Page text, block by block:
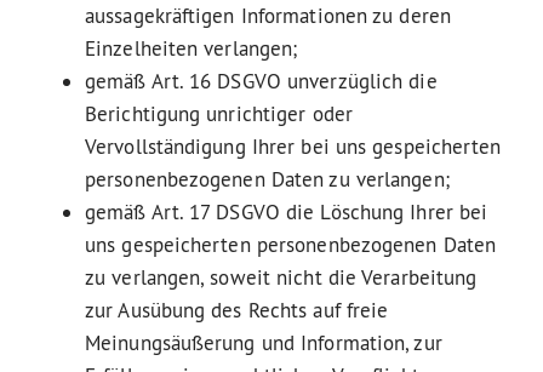
aussagekräftigen Informationen zu deren
Einzelheiten verlangen;
gemäß Art. 16 DSGVO unverzüglich die
Berichtigung unrichtiger oder
Vervollständigung Ihrer bei uns gespeicherten
personenbezogenen Daten zu verlangen;
gemäß Art. 17 DSGVO die Löschung Ihrer bei
uns gespeicherten personenbezogenen Daten
zu verlangen, soweit nicht die Verarbeitung
zur Ausübung des Rechts auf freie
Meinungsäußerung und Information, zur